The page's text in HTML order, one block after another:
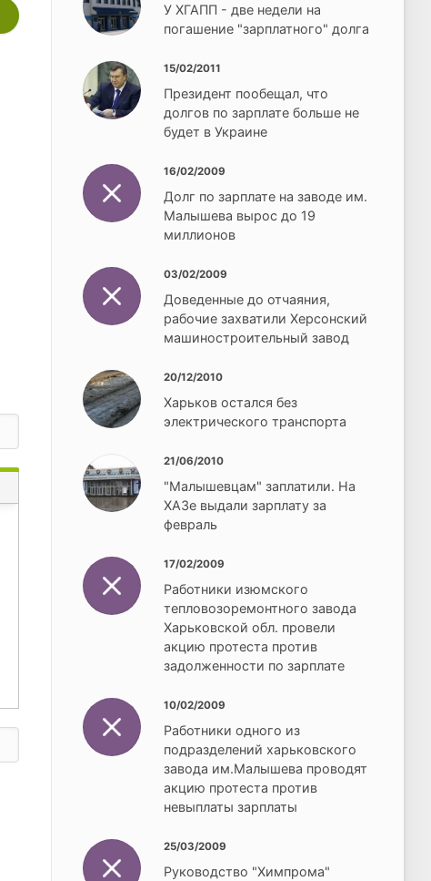
У ХГАПП - две недели на
погашение "зарплатного" долга
15/02/2011
Президент пообещал, что
долгов по зарплате больше не
будет в Украине
16/02/2009
Долг по зарплате на заводе им.
Малышева вырос до 19
миллионов
03/02/2009
Доведенные до отчаяния,
рабочие захватили Херсонский
машиностроительный завод
20/12/2010
Харьков остался без
электрического транспорта
21/06/2010
"Малышевцам" заплатили. На
ХАЗе выдали зарплату за
февраль
17/02/2009
Работники изюмского
тепловозоремонтного завода
Харьковской обл. провели
акцию протеста против
задолженности по зарплате
10/02/2009
Работники одного из
подразделений харьковского
завода им.Малышева проводят
акцию протеста против
невыплаты зарплаты
25/03/2009
Руководство "Химпрома"